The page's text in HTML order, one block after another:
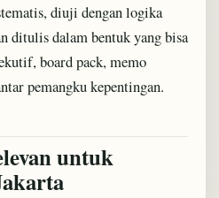
diuji dengan logika
ditulis dalam bentuk yang bisa
board pack, memo
pemangku kepentingan.
untuk